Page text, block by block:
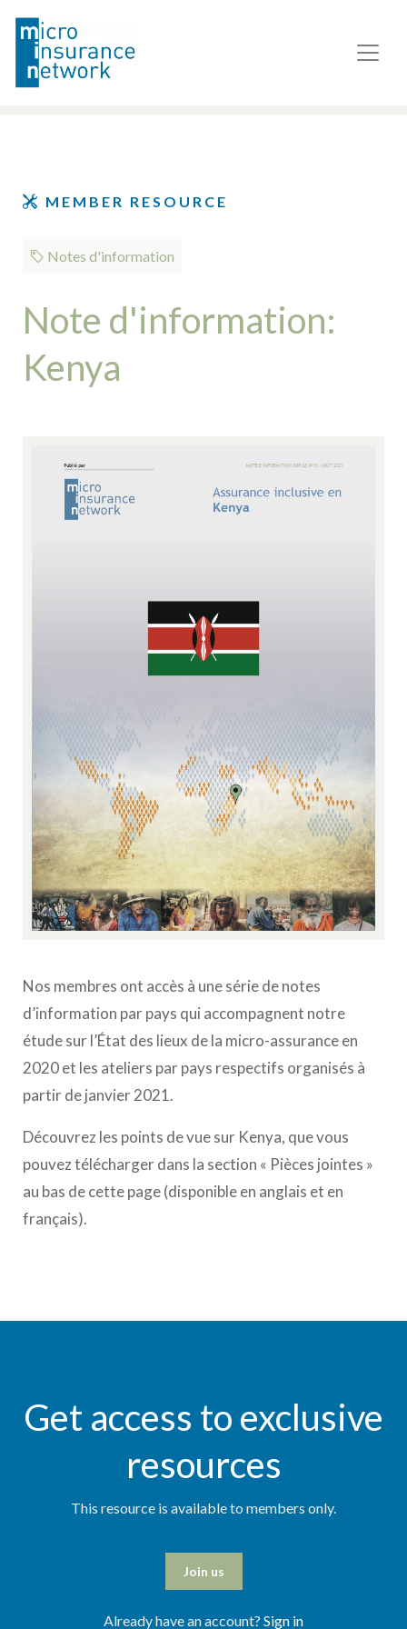
MEMBER RESOURCE
Notes d'information
Note d'information:
Kenya
Nos membres ont accès à une série de notes
d’information par pays qui accompagnent notre
étude sur l’État des lieux de la micro-assurance en
2020 et les ateliers par pays respectifs organisés à
partir de janvier 2021.
Découvrez les points de vue sur Kenya, que vous
pouvez télécharger dans la section « Pièces jointes »
au bas de cette page (disponible en anglais et en
français).
Get access to exclusive
resources
This resource is available to members only.
Join us
Already have an account? Sign in